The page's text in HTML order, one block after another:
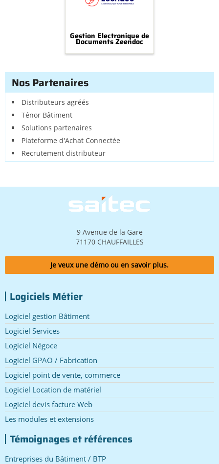
Gestion Electronique de
Documents Zeendoc
Nos Partenaires
Distributeurs agréés
Ténor Bâtiment
Solutions partenaires
Plateforme d'Achat Connectée
Recrutement distributeur
9 Avenue de la Gare
71170 CHAUFFAILLES
Je veux une démo ou en savoir plus.
Logiciels Métier
Logiciel gestion Bâtiment
Logiciel Services
Logiciel Négoce
Logiciel GPAO / Fabrication
Logiciel point de vente, commerce
Logiciel Location de matériel
Logiciel devis facture Web
Les modules et extensions
Témoignages et références
Entreprises du Bâtiment / BTP